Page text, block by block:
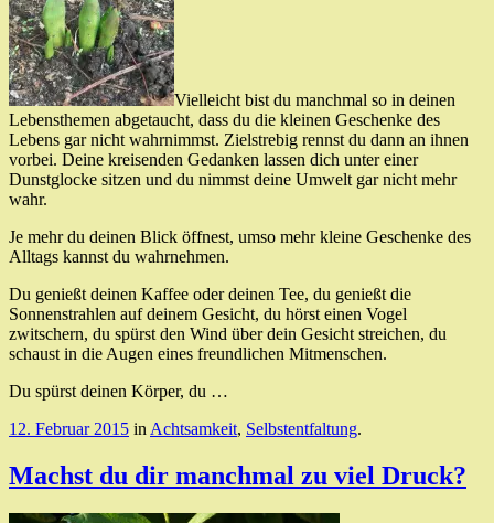
Vielleicht bist du manchmal so in deinen
Lebensthemen abgetaucht, dass du die kleinen Geschenke des
Lebens gar nicht wahrnimmst. Zielstrebig rennst du dann an ihnen
vorbei. Deine kreisenden Gedanken lassen dich unter einer
Dunstglocke sitzen und du nimmst deine Umwelt gar nicht mehr
wahr.
Je mehr du deinen Blick öffnest, umso mehr kleine Geschenke des
Alltags kannst du wahrnehmen.
Du genießt deinen Kaffee oder deinen Tee, du genießt die
Sonnenstrahlen auf deinem Gesicht, du hörst einen Vogel
zwitschern, du spürst den Wind über dein Gesicht streichen, du
schaust in die Augen eines freundlichen Mitmenschen.
Du spürst deinen Körper, du …
12. Februar 2015 in Achtsamkeit, Selbstentfaltung.
Machst du dir manchmal zu viel Druck?